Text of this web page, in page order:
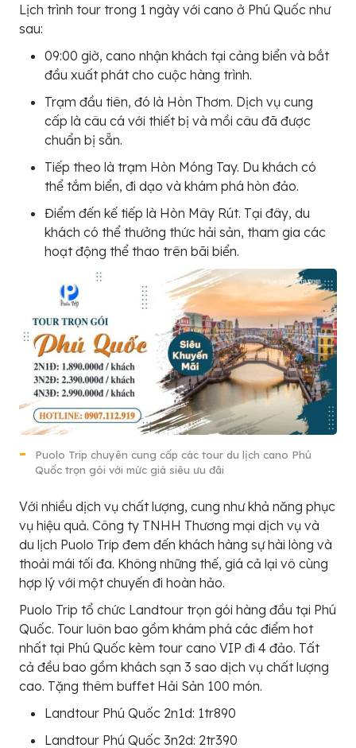
Lịch trình tour trong 1 ngày với cano ở Phú Quốc như
sau:
09:00 giờ, cano nhận khách tại cảng biển và bắt
đầu xuất phát cho cuộc hàng trình.
Trạm đầu tiên, đó là Hòn Thơm. Dịch vụ cung
cấp là câu cá với thiết bị và mồi câu đã được
chuẩn bị sẵn.
Tiếp theo là trạm Hòn Móng Tay. Du khách có
thể tắm biển, đi dạo và khám phá hòn đảo.
Điểm đến kế tiếp là Hòn Mây Rút. Tại đây, du
khách có thể thưởng thức hải sản, tham gia các
hoạt động thể thao trên bãi biển.
Puolo Trip chuyên cung cấp các tour du lịch cano Phú
Quốc trọn gói với mức giá siêu ưu đãi
Với nhiều dịch vụ chất lượng, cung như khả năng phục
vụ hiệu quả. Công ty TNHH Thương mại dịch vụ và
du lịch Puolo Trip đem đến khách hàng sự hài lòng và
thoải mái tối đa. Không những thế, giá cả lại vô cùng
hợp lý với một chuyến đi hoàn hảo.
Puolo Trip tổ chức Landtour trọn gói hàng đầu tại Phú
Quốc. Tour luôn bao gồm khám phá các điểm hot
nhất tại Phú Quốc kèm tour cano VIP đi 4 đảo. Tất
cả đều bao gồm khách sạn 3 sao dịch vụ chất lượng
cao. Tặng thêm buffet Hải Sản 100 món.
Landtour Phú Quốc 2n1d: 1tr890
Landtour Phú Quốc 3n2d: 2tr390